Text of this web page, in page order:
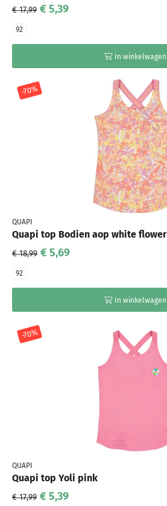
€ 17,99 € 5,39
92
In winkelwagen
-70%
QUAPI
Quapi top Bodien aop white flower
€ 18,99 € 5,69
92
In winkelwagen
-70%
QUAPI
Quapi top Yoli pink
€ 17,99 € 5,39